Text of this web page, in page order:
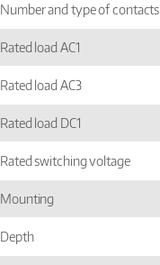
Number and type of contacts
Rated load AC1
Rated load AC3
Rated load DC1
Rated switching voltage
Mounting
Depth